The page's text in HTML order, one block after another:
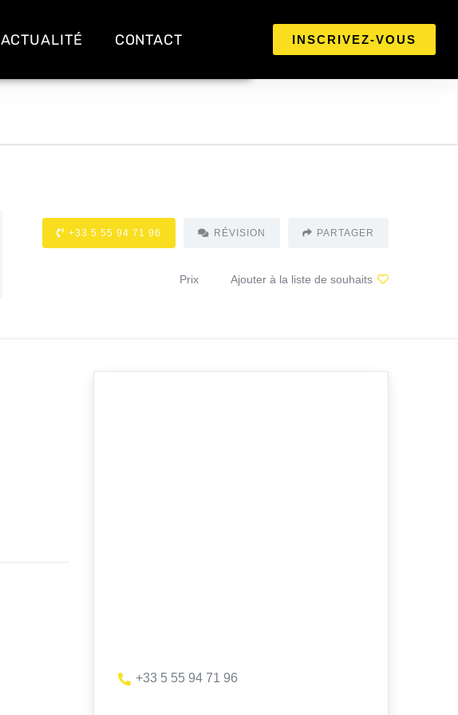
ACTUALITÉ CONTACT INSCRIVEZ-VOUS
+33 5 55 94 71 96 RÉVISION PARTAGER
Prix Ajouter à la liste de souhaits
+33 5 55 94 71 96